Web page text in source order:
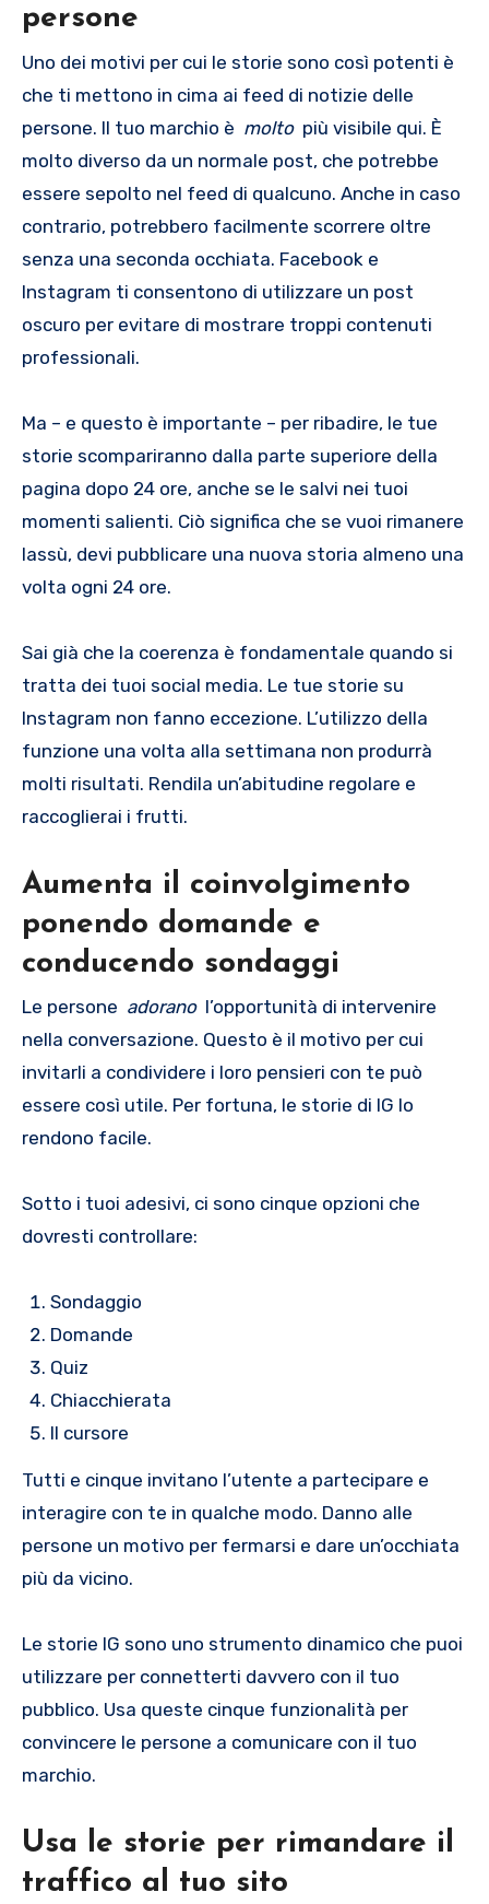
persone
Uno dei motivi per cui le storie sono così potenti è
che ti mettono in cima ai feed di notizie delle
persone. Il tuo marchio è molto più visibile qui. È
molto diverso da un normale post, che potrebbe
essere sepolto nel feed di qualcuno. Anche in caso
contrario, potrebbero facilmente scorrere oltre
senza una seconda occhiata. Facebook e
Instagram ti consentono di utilizzare un post
oscuro per evitare di mostrare troppi contenuti
professionali.
Ma – e questo è importante – per ribadire, le tue
storie scompariranno dalla parte superiore della
pagina dopo 24 ore, anche se le salvi nei tuoi
momenti salienti. Ciò significa che se vuoi rimanere
lassù, devi pubblicare una nuova storia almeno una
volta ogni 24 ore.
Sai già che la coerenza è fondamentale quando si
tratta dei tuoi social media. Le tue storie su
Instagram non fanno eccezione. L’utilizzo della
funzione una volta alla settimana non produrrà
molti risultati. Rendila un’abitudine regolare e
raccoglierai i frutti.
Aumenta il coinvolgimento
ponendo domande e
conducendo sondaggi
Le persone adorano l’opportunità di intervenire
nella conversazione. Questo è il motivo per cui
invitarli a condividere i loro pensieri con te può
essere così utile. Per fortuna, le storie di IG lo
rendono facile.
Sotto i tuoi adesivi, ci sono cinque opzioni che
dovresti controllare:
Sondaggio
Domande
Quiz
Chiacchierata
Il cursore
Tutti e cinque invitano l’utente a partecipare e
interagire con te in qualche modo. Danno alle
persone un motivo per fermarsi e dare un’occhiata
più da vicino.
Le storie IG sono uno strumento dinamico che puoi
utilizzare per connetterti davvero con il tuo
pubblico. Usa queste cinque funzionalità per
convincere le persone a comunicare con il tuo
marchio.
Usa le storie per rimandare il
traffico al tuo sito